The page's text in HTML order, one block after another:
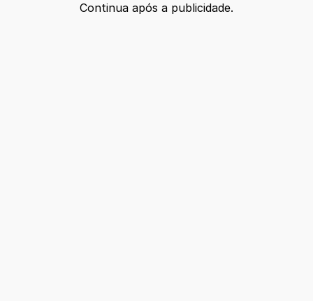
Continua após a publicidade.